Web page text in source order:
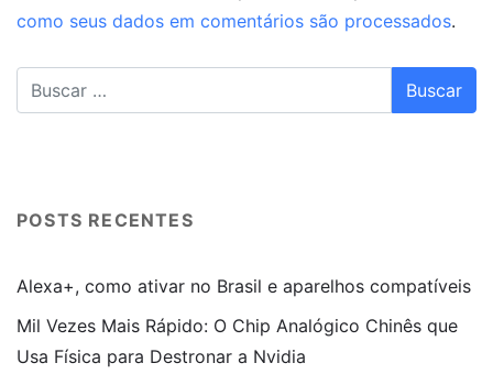
como seus dados em comentários são processados.
POSTS RECENTES
Alexa+, como ativar no Brasil e aparelhos compatíveis
Mil Vezes Mais Rápido: O Chip Analógico Chinês que
Usa Física para Destronar a Nvidia